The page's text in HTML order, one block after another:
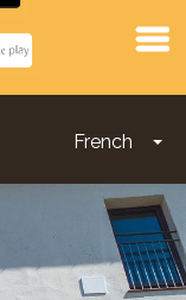
French